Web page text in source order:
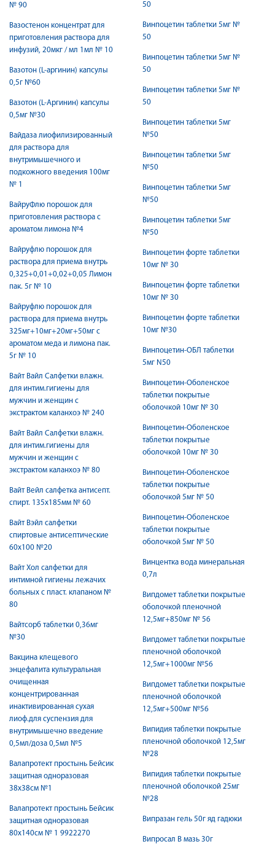
№ 90
Вазостенон концентрат для
приготовления раствора для
инфузий, 20мкг / мл 1мл № 10
Вазотон (L-аргинин) капсулы
0,5г №60
Вазотон (L-Аргинин) капсулы
0,5мг №30
Вайдаза лиофилизированный
для раствора для
внутримышечного и
подкожного введения 100мг
№ 1
ВайруФлю порошок для
приготовления раствора с
ароматом лимона №4
Вайруфлю порошок для
раствора для приема внутрь
0,325+0,01+0,02+0,05 Лимон
пак. 5г № 10
Вайруфлю порошок для
раствора для приема внутрь
325мг+10мг+20мг+50мг с
ароматом меда и лимона пак.
5г № 10
Вайт Вайл Салфетки влажн.
для интим.гигиены для
мужчин и женщин с
экстрактом каланхоэ № 240
Вайт Вайл Салфетки влажн.
для интим.гигиены для
мужчин и женщин с
экстрактом каланхоэ № 80
Вайт Вейл салфетка антисепт.
спирт. 135х185мм № 60
Вайт Вэйл салфетки
спиртовые антисептические
60х100 №20
Вайт Хол салфетки для
интимной гигиены лежачих
больных с пласт. клапаном №
80
Вайтсорб таблетки 0,36мг
№30
Вакцина клещевого
энцефалита культуральная
очищенная
концентрированная
инактивированная сухая
лиоф.для суспензия для
внутримышечно введение
0,5мл/доза 0,5мл №5
Валапротект простынь Бейсик
защитная одноразовая
38х38см №1
Валапротект простынь Бейсик
защитная одноразовая
80х140см № 1 9922270
50
Винпоцетин таблетки 5мг №
50
Винпоцетин таблетки 5мг №
50
Винпоцетин таблетки 5мг №
50
Винпоцетин таблетки 5мг
№50
Винпоцетин таблетки 5мг
№50
Винпоцетин таблетки 5мг
№50
Винпоцетин таблетки 5мг
№50
Винпоцетин форте таблетки
10мг № 30
Винпоцетин форте таблетки
10мг № 30
Винпоцетин форте таблетки
10мг №30
Винпоцетин-ОБЛ таблетки
5мг N50
Винпоцетин-Оболенское
таблетки покрытые
оболочкой 10мг № 30
Винпоцетин-Оболенское
таблетки покрытые
оболочкой 10мг № 30
Винпоцетин-Оболенское
таблетки покрытые
оболочкой 5мг № 50
Винпоцетин-Оболенское
таблетки покрытые
оболочкой 5мг № 50
Винцентка вода минеральная
0,7л
Випдомет таблетки покрытые
оболочкой пленочной
12,5мг+850мг № 56
Випдомет таблетки покрытые
пленочной оболочкой
12,5мг+1000мг №56
Випдомет таблетки покрытые
пленочной оболочкой
12,5мг+500мг №56
Випидия таблетки покрытые
пленочной оболочкой 12,5мг
№28
Випидия таблетки покрытые
пленочной оболочкой 25мг
№28
Випразан гель 50г яд гадюки
Випросал В мазь 30г